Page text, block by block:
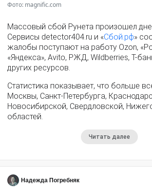
Фото: magnific.com
Массовый сбой Рунета произошел
Сервисы detector404.ru и «Сбой.рф»
жалобы поступают на работу Ozon,
«Яндекса», Avito, РЖД, Wildberries, Т-
других ресурсов.
Статистика показывает, что больше
Москвы, Санкт-Петербурга,
Новосибирской, Свердловской,
областей.
Читать далее
Надежда Погребняк